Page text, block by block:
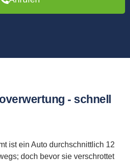
- schnell
ist ein Auto durchschnittlich 12
doch bevor sie verschrottet